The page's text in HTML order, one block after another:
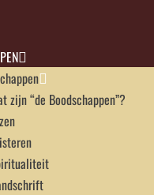
zijn “de Boodschappen”?